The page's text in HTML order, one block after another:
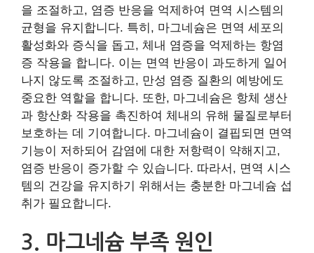
을 조절하고, 염증 반응을 억제하여 면역 시스템의
균형을 유지합니다. 특히, 마그네슘은 면역 세포의
활성화와 증식을 돕고, 체내 염증을 억제하는 항염
증 작용을 합니다. 이는 면역 반응이 과도하게 일어
나지 않도록 조절하고, 만성 염증 질환의 예방에도
중요한 역할을 합니다. 또한, 마그네슘은 항체 생산
과 항산화 작용을 촉진하여 체내의 유해 물질로부터
보호하는 데 기여합니다. 마그네슘이 결핍되면 면역
기능이 저하되어 감염에 대한 저항력이 약해지고,
염증 반응이 증가할 수 있습니다. 따라서, 면역 시스
템의 건강을 유지하기 위해서는 충분한 마그네슘 섭
취가 필요합니다.
3. 마그네슘 부족 원인